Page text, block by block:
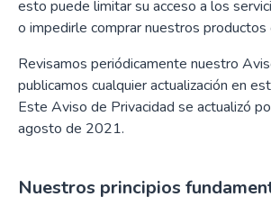
esto puede limitar su acceso a los
o impedirle comprar nuestros productos
Revisamos periódicamente nuestro
publicamos cualquier actualización en
Este Aviso de Privacidad se actualizó
agosto de 2021.
Nuestros principios